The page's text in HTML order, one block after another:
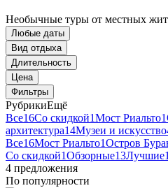
Необычные туры от местных
Любые даты
Вид отдыха
Длительность
Цена
Фильтры
РубрикиЕщё
Все16Со скидкой1Мост Риальто1
архитектура14Музеи и искусство
Все16Мост Риальто1Остров
Со скидкой1Обзорные13Лучшие
4 предложения
По популярности